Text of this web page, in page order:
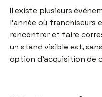
Il existe plusieurs
l’année où franchiseurs
rencontrer et faire
un stand visible est,
option d’acquisition de